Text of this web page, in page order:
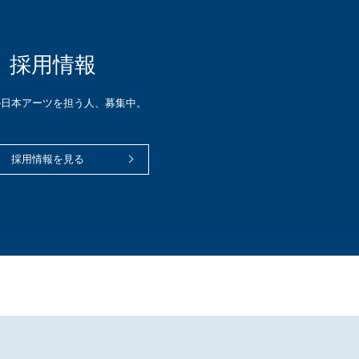
採用情報
本アーツを担う人、募集中。
採用情報を見る